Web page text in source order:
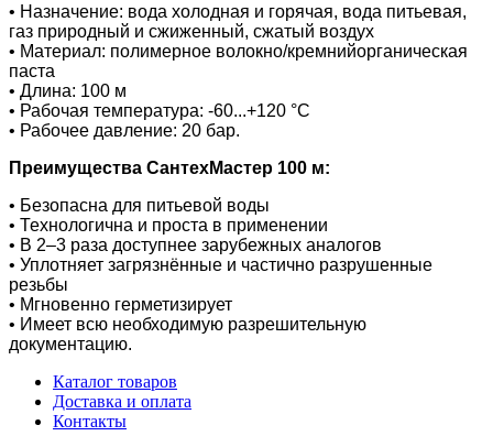
• Назначение: вода холодная и горячая, вода питьевая,
газ природный и сжиженный, сжатый воздух
• Материал: полимерное волокно/кремнийорганическая
паста
• Длина: 100 м
• Рабочая температура: -60...+120 °С
• Рабочее давление: 20 бар.
Преимущества СантехМастер 100 м:
• Безопасна для питьевой воды
• Технологична и проста в применении
• В 2–3 раза доступнее зарубежных аналогов
• Уплотняет загрязнённые и частично разрушенные
резьбы
• Мгновенно герметизирует
• Имеет всю необходимую разрешительную
документацию.
Каталог товаров
Доставка и оплата
Контакты